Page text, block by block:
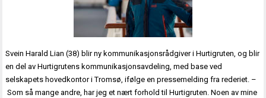
Svein Harald Lian (38) blir ny kommunikasjonsrådgiver i Hurtigruten, og blir
en del av Hurtigrutens kommunikasjonsavdeling, med base ved
selskapets hovedkontor i Tromsø, ifølge en pressemelding fra rederiet. –
Som så mange andre, har jeg et nært forhold til Hurtigruten. Noen av mine